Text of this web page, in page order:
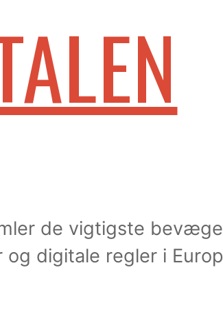
de vigtigste
digitale regler i